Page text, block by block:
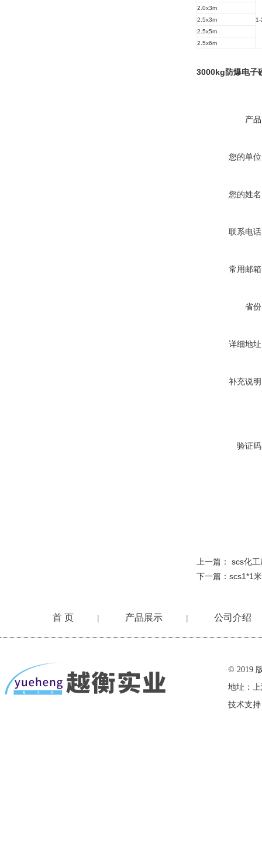
2.0x3m
2.5x3m
2.5x5m
2.5x6m
3000kg防爆电子
产
您的单
您的姓
联系电
常用邮
省
详细地
补充说
验证
上一篇： scs化
下一篇： scs1*1
首 页 | 产品展示 | 公司介绍
© 2019
地址：
技术支